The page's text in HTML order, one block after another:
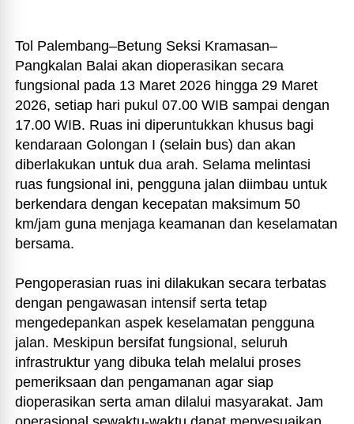
Tol Palembang–Betung Seksi Kramasan–
Pangkalan Balai akan dioperasikan secara
fungsional pada 13 Maret 2026 hingga 29 Maret
2026, setiap hari pukul 07.00 WIB sampai dengan
17.00 WIB. Ruas ini diperuntukkan khusus bagi
kendaraan Golongan I (selain bus) dan akan
diberlakukan untuk dua arah. Selama melintasi
ruas fungsional ini, pengguna jalan diimbau untuk
berkendara dengan kecepatan maksimum 50
km/jam guna menjaga keamanan dan keselamatan
bersama.
Pengoperasian ruas ini dilakukan secara terbatas
dengan pengawasan intensif serta tetap
mengedepankan aspek keselamatan pengguna
jalan. Meskipun bersifat fungsional, seluruh
infrastruktur yang dibuka telah melalui proses
pemeriksaan dan pengamanan agar siap
dioperasikan serta aman dilalui masyarakat. Jam